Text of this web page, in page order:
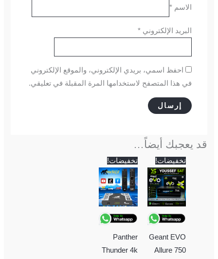
الاسم *
البريد الإلكتروني *
احفظ اسمي، بريدي الإلكتروني، والموقع الإلكتروني
في هذا المتصفح لاستخدامها المرة المقبلة في تعليقي.
قد يعجبك أيضاً…
تخفيضات!
Geant EVO
Allure 750
الأصلي
هو:
5,700 EGP.
السعر
الحالي
هو:
5,500 EGP.
تخفيضات!
Panther
Thunder 4k
الأصلي
هو:
5,200 EGP.
السعر
الحالي
هو:
5,000 EGP.